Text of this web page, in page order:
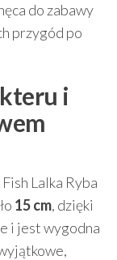
do zabawy
przygód po
i
Lalka Ryba
15 cm, dzięki
i jest wygodna